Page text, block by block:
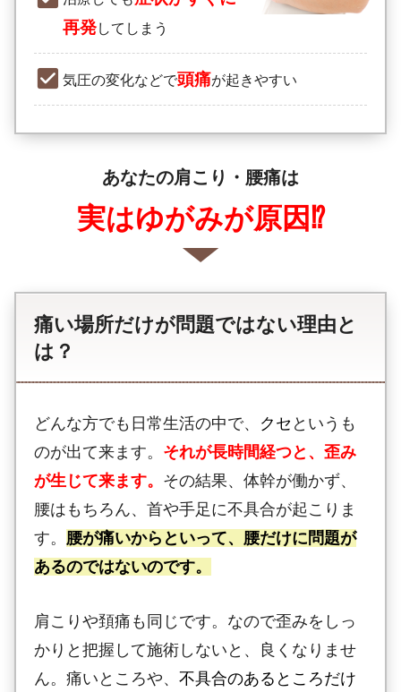
再発してしまう
気圧の変化などで頭痛が起きやすい
あなたの肩こり・腰痛は
実はゆがみが原因⁉
痛い場所だけが問題ではない理由と
は？
どんな方でも日常生活の中で、 クセ というも
のが出て来ます。 それが長時間経つと、歪み
が生じて来ます。 その結果、体幹が働かず、
腰はもちろん、首や手足に不具合が起こりま
す。 腰が痛いからといって、腰だけに問題が
あるのではないのです。
肩こりや頚痛も同じです。なので歪みをしっ
かりと把握して施術しないと、良くなりませ
ん。痛いところや、 不具合のあるところだけ